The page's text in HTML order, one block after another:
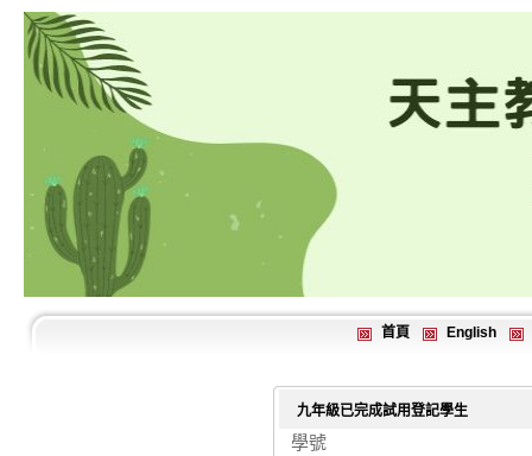
首頁 English
九年級已完成試用登記學生
學號